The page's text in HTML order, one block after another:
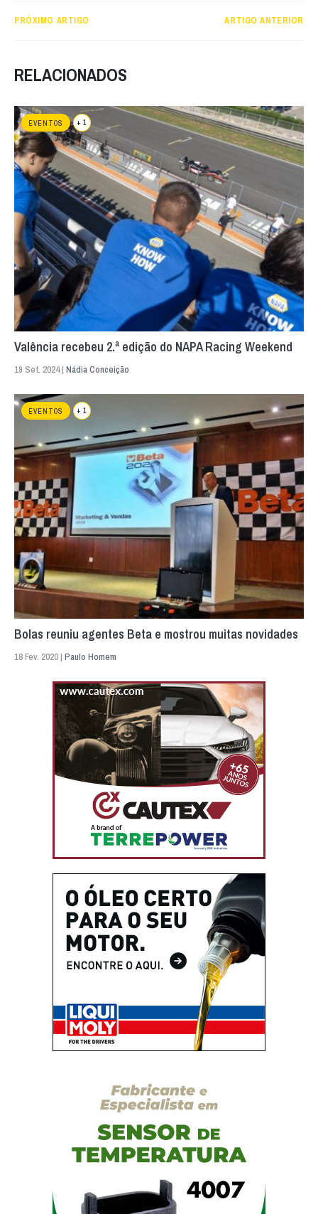
PRÓXIMO ARTIGO ARTIGO ANTERIOR
RELACIONADOS
EVENTOS + 1
Valência recebeu 2.ª edição do NAPA Racing Weekend
19 Set. 2024 | Nádia Conceição
EVENTOS + 1
Bolas reuniu agentes Beta e mostrou muitas novidades
18 Fev. 2020 | Paulo Homem